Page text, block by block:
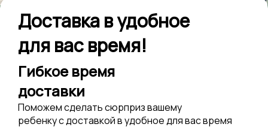
Доставка в удобное
для вас время!
Гибкое время
доставки
Поможем сделать сюрприз вашему
ребенку с доставкой в удобное для вас время